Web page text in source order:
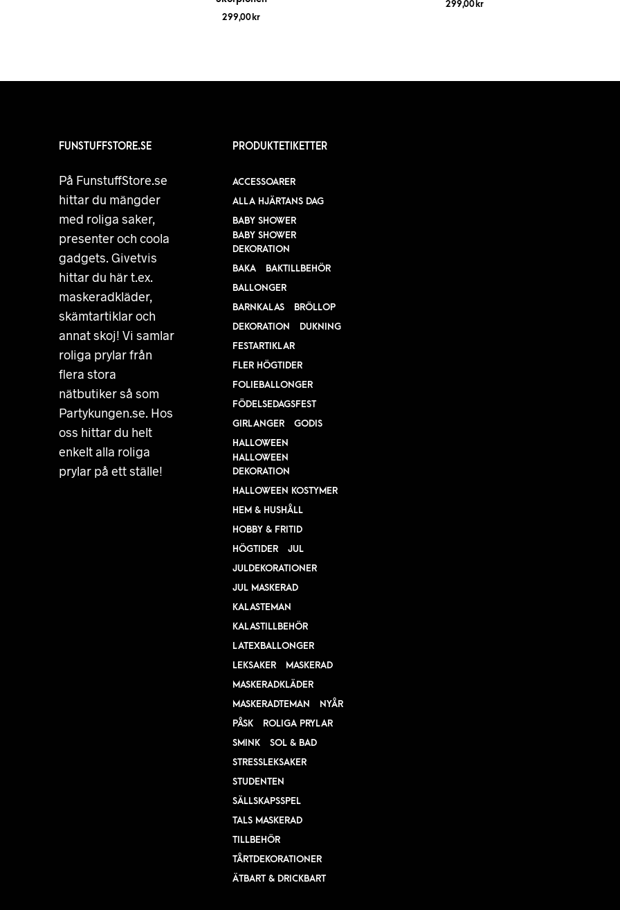
299,00 kr
299,00 kr
FUNSTUFFSTORE.SE
På FunstuffStore.se
hittar du mängder
med roliga saker,
presenter och coola
gadgets. Givetvis
hittar du här t.ex.
maskeradkläder,
skämtartiklar och
annat skoj! Vi samlar
roliga prylar från
flera stora
nätbutiker så som
Partykungen.se. Hos
oss hittar du helt
enkelt alla roliga
prylar på ett ställe!
PRODUKTETIKETTER
ACCESSOARER
ALLA HJÄRTANS DAG
BABY SHOWER
BABY SHOWER
DEKORATION
BAKA
BAKTILLBEHÖR
BALLONGER
BARNKALAS
BRÖLLOP
DEKORATION
DUKNING
FESTARTIKLAR
FLER HÖGTIDER
FOLIEBALLONGER
FÖDELSEDAGSFEST
GIRLANGER
GODIS
HALLOWEEN
HALLOWEEN
DEKORATION
HALLOWEEN KOSTYMER
HEM & HUSHÅLL
HOBBY & FRITID
HÖGTIDER
JUL
JULDEKORATIONER
JUL MASKERAD
KALASTEMAN
KALASTILLBEHÖR
LATEXBALLONGER
LEKSAKER
MASKERAD
MASKERADKLÄDER
MASKERADTEMAN
NYÅR
PÅSK
ROLIGA PRYLAR
SMINK
SOL & BAD
STRESSLEKSAKER
STUDENTEN
SÄLLSKAPSSPEL
TALS MASKERAD
TILLBEHÖR
TÅRTDEKORATIONER
ÄTBART & DRICKBART